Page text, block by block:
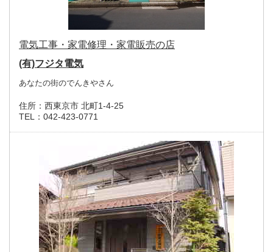
電気工事・家電修理・家電販売の店
(有)フジタ電気
あなたの街のでんきやさん
住所： 西東京市 北町1-4-25
TEL： 042-423-0771